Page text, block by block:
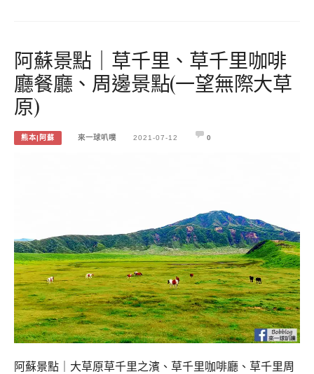
阿蘇景點｜草千里、草千里咖啡
廳餐廳、周邊景點(一望無際大草
原)
熊本|阿蘇 來一球叭噗 2021-07-12 0
阿蘇景點｜大草原草千里之濱、草千里咖啡廳、草千里周